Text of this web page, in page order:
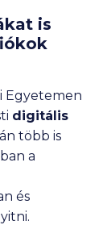
is
Egyetemen
digitális
több is
a
és